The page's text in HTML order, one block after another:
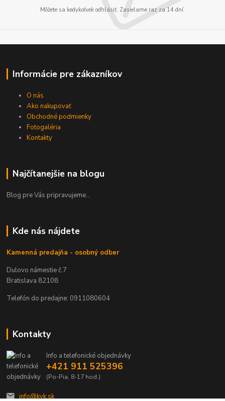
Môžete sa kedykoľvek odhlásiť. Zasielame raz za 14 dní.
Informácie pre zákazníkov
O nás
Ako nakupovať
Obchodné podmienky
Fotogaléria
Kontakty
Najčítanejšie na blogu
Blog pre Vás pripravujeme...
Kde nás nájdete
Kamenná predajňa - osobný odber
Dulovo námestie č.7
Bratislava 82108
Telefón do predajne: 0911080604
Kontakty
Info a telefonické objednávky
+421 911 525396
(Po-Pia, 8-17 hod.)
info@kvk.sk